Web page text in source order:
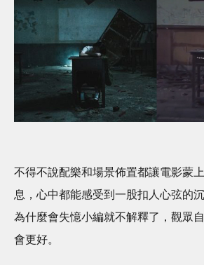
不得不說配樂和場景佈置都讓電影蒙
息，心中都能感受到一股扣人心弦的
為什麼會失憶小編就不解釋了，觀眾
會更好。